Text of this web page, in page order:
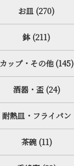
お皿 (270)
鉢 (211)
カップ・その他 (145)
酒器・盃 (24)
耐熱皿・フライパン
茶碗 (11)